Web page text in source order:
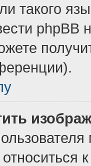
такого
phpBB